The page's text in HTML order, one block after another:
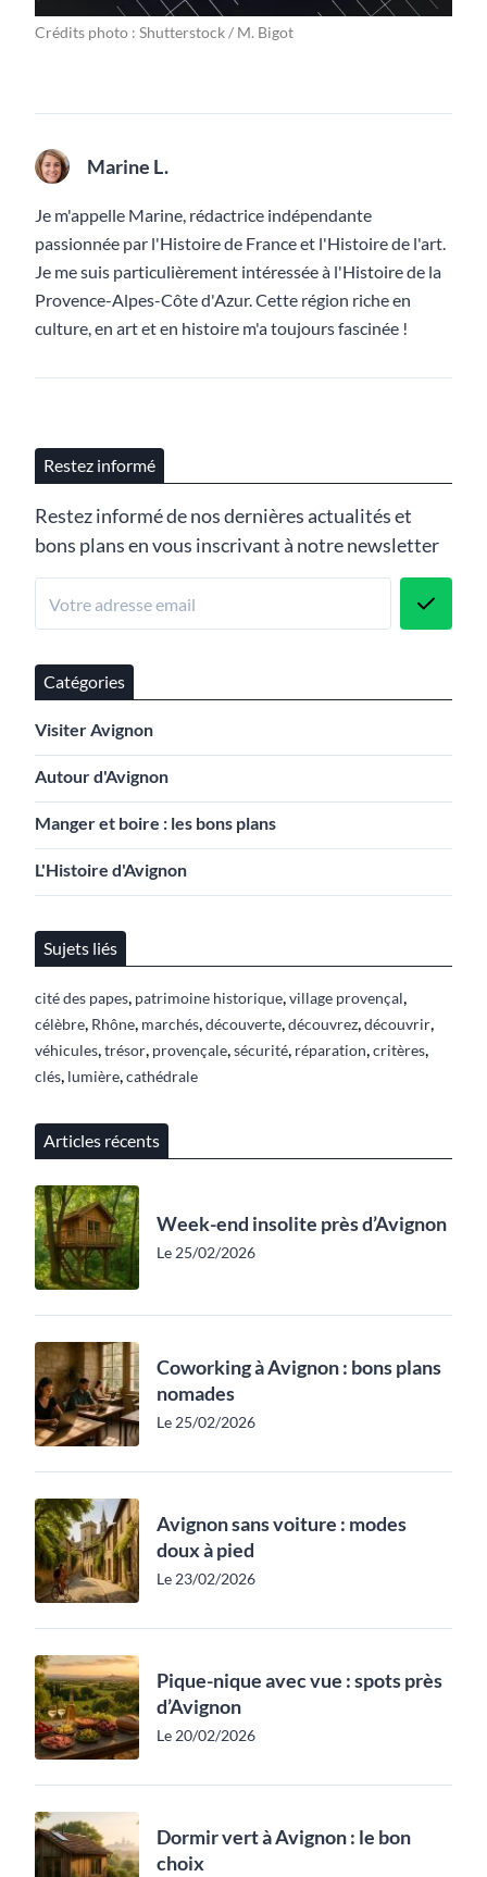
Crédits photo : Shutterstock / M. Bigot
Marine L.
Je m'appelle Marine, rédactrice indépendante
passionnée par l'Histoire de France et l'Histoire de l'art.
Je me suis particulièrement intéressée à l'Histoire de la
Provence-Alpes-Côte d'Azur. Cette région riche en
culture, en art et en histoire m'a toujours fascinée !
Restez informé
Restez informé de nos dernières actualités et
bons plans en vous inscrivant à notre newsletter
Catégories
Visiter Avignon
Autour d'Avignon
Manger et boire : les bons plans
L'Histoire d'Avignon
Sujets liés
cité des papes, patrimoine historique,village provençal,
célèbre, Rhône, marchés,découverte,découvrez,découvrir,
véhicules,trésor, provençale,sécurité, réparation,critères,
clés, lumière,cathédrale
Articles récents
Week-end insolite près d’Avignon
Le 25/02/2026
Coworking à Avignon : bons plans
nomades
Le 25/02/2026
Avignon sans voiture : modes
doux à pied
Le 23/02/2026
Pique-nique avec vue : spots près
d’Avignon
Le 20/02/2026
Dormir vert à Avignon : le bon
choix